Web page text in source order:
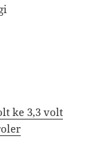
ke 3,3 volt